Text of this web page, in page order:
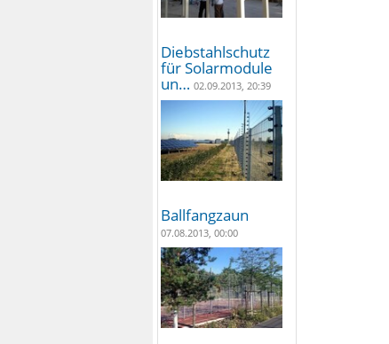
Diebstahlschutz
für Solarmodule
un… 02.09.2013, 20:39
Ballfangzaun
07.08.2013, 00:00